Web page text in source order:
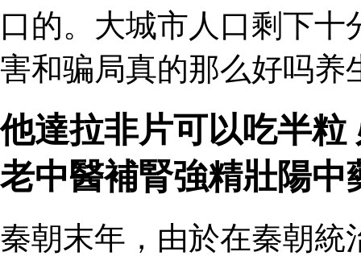
口的。大城市人口剩下
害和骗局真的那么好吗养
他達拉非片可以吃半
老中醫補腎強精壯陽中
秦朝末年，由於在秦朝統